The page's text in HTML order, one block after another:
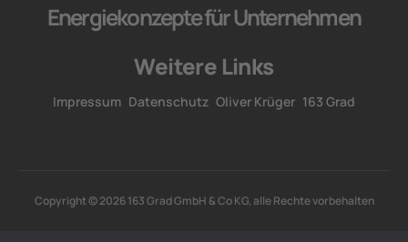
Energiekonzepte für Unternehmen
Weitere Links
Impressum Datenschutz Oliver Krüger 163 Grad
Copyright © 2026 163 Grad GmbH & Co KG, alle Rechte vorbehalten